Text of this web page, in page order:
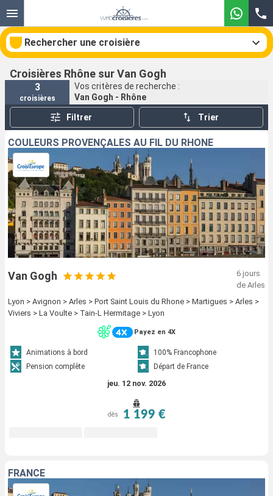
Rechercher une croisière
Nos destinations
Mois de départ
Ports Compagnies
Rechercher
Croisières Rhône sur Van Gogh
3
croisières
Vos critères de recherche :
Van Gogh - Rhône
Filtrer Trier
COULEURS PROVENÇALES AU FIL DU RHÔNE
Van Gogh
6 jours
de Arles
Lyon > Avignon > Arles > Port Saint Louis du Rhone > Martigues > Arles >
Viviers > La Voulte > Tain-L Hermitage > Lyon
Payez en 4X
Animations à bord
100% Francophone
Pension complète
Départ de France
jeu. 12 nov. 2026
dès 1 199 €
FRANCE